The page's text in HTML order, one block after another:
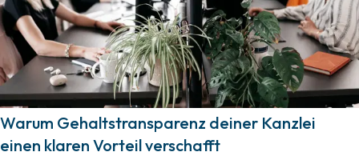
Warum Gehaltstransparenz deiner Kanzlei
einen klaren Vorteil verschafft